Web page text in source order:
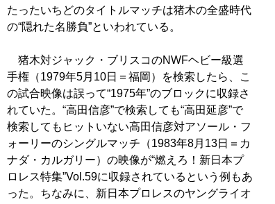
たったいちどのタイトルマッチは猪木の全盛時代
の“隠れた名勝負”といわれている。
猪木対ジャック・ブリスコのNWFヘビー級選
手権（1979年5月10日＝福岡）を検索したら、こ
の試合映像は誤って“1975年”のブロックに収録さ
れていた。“高田信彦”で検索しても“高田延彦”で
検索してもヒットいない高田信彦対アソール・フ
ォーリーのシングルマッチ（1983年8月13日＝カ
ナダ・カルガリー）の映像が“燃えろ！新日本プ
ロレス特集”Vol.59に収録されているという例もあ
った。ちなみに、新日本プロレスのヤングライオ